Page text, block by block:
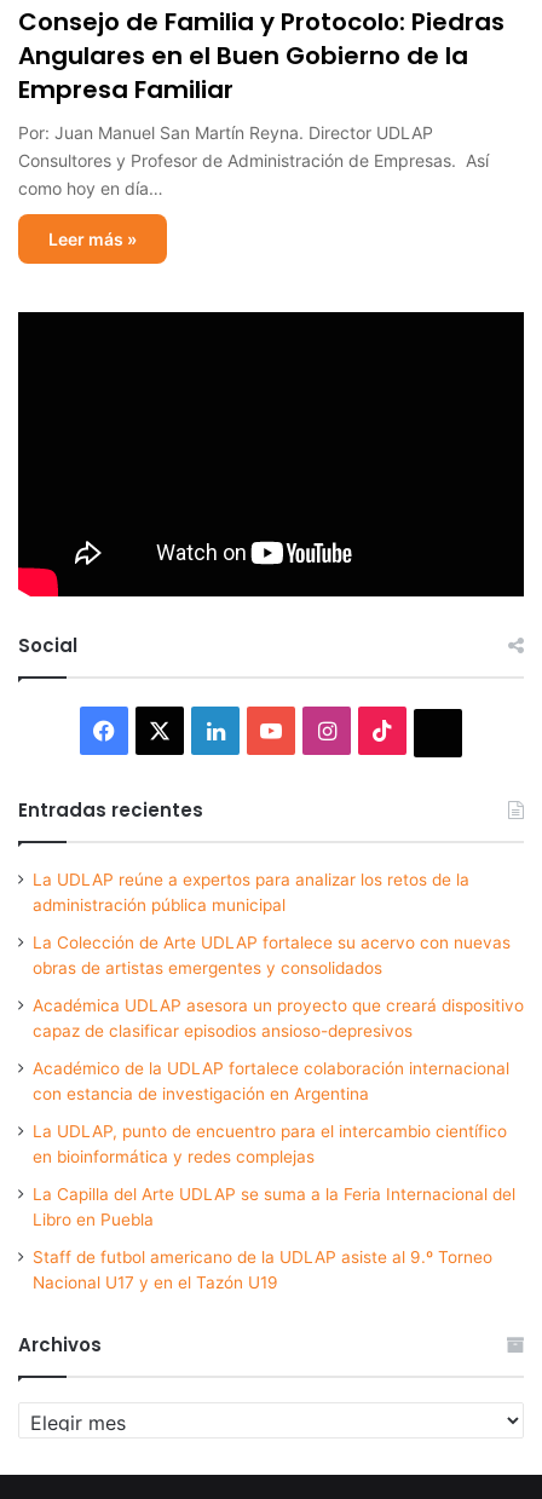
Consejo de Familia y Protocolo: Piedras
Angulares en el Buen Gobierno de la
Empresa Familiar
Por: Juan Manuel San Martín Reyna. Director UDLAP
Consultores y Profesor de Administración de Empresas. Así
como hoy en día…
Leer más »
Social
Facebook LinkedInYouTubeInstagram
Entradas recientes
La UDLAP reúne a expertos para analizar los retos de la
administración pública municipal
La Colección de Arte UDLAP fortalece su acervo con nuevas
obras de artistas emergentes y consolidados
Académica UDLAP asesora un proyecto que creará dispositivo
capaz de clasificar episodios ansioso-depresivos
Académico de la UDLAP fortalece colaboración internacional
con estancia de investigación en Argentina
La UDLAP, punto de encuentro para el intercambio científico
en bioinformática y redes complejas
La Capilla del Arte UDLAP se suma a la Feria Internacional del
Libro en Puebla
Staff de futbol americano de la UDLAP asiste al 9.º Torneo
Nacional U17 y en el Tazón U19
Archivos
Archivos